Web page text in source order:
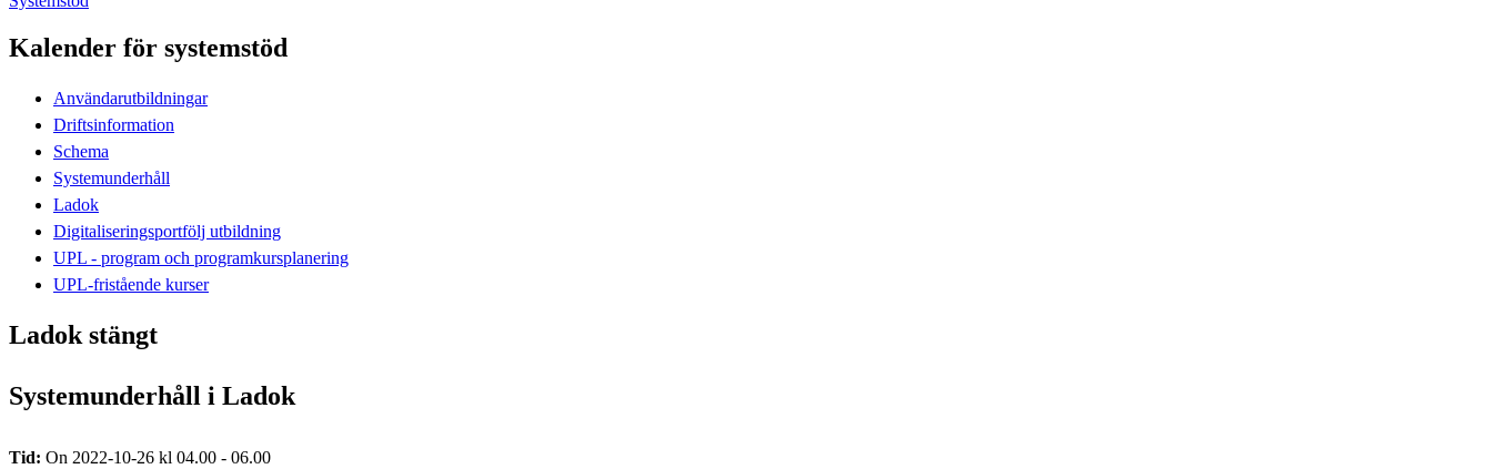
Kalender för systemstöd
Användarutbildningar
Driftsinformation
Schema
Systemunderhåll
Ladok
Digitaliseringsportfölj utbildning
UPL - program och programkursplanering
UPL-fristående kurser
Ladok stängt
Systemunderhåll i Ladok
Tid: On 2022-10-26 kl 04.00 - 06.00